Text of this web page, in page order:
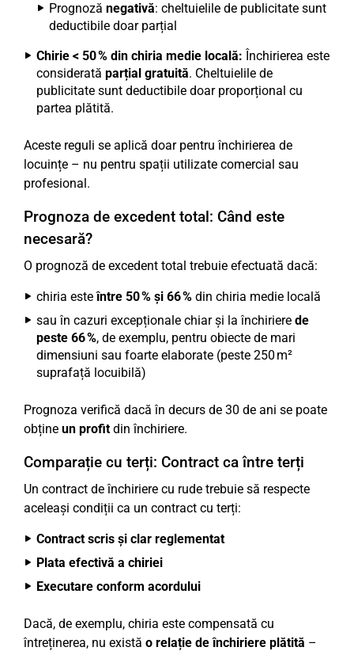
Prognoză negativă: cheltuielile de publicitate sunt
deductibile doar parțial
Chirie < 50 % din chiria medie locală: Închirierea este
considerată parțial gratuită. Cheltuielile de
publicitate sunt deductibile doar proporțional cu
partea plătită.
Aceste reguli se aplică doar pentru închirierea de
locuințe – nu pentru spații utilizate comercial sau
profesional.
Prognoza de excedent total: Când este
necesară?
O prognoză de excedent total trebuie efectuată dacă:
chiria esteîntre 50 % și 66 % din chiria medie locală
sau în cazuri excepționale chiar și la închiriere de
peste 66 %, de exemplu, pentru obiecte de mari
dimensiuni sau foarte elaborate (peste 250 m²
suprafață locuibilă)
Prognoza verifică dacă în decurs de 30 de ani se poate
obține un profitdin închiriere.
Comparație cu terți: Contract ca între terți
Un contract de închiriere cu rude trebuie să respecte
aceleași condiții ca un contract cu terți:
Contract scris și clar reglementat
Plata efectivă a chiriei
Executare conform acordului
Dacă, de exemplu, chiria este compensată cu
întreținerea, nu există o relație de închiriere plătită –